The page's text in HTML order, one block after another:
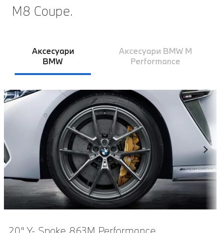
M8 Coupe.
Аксесуари
BMW
Аксесуари BMW M
Performance